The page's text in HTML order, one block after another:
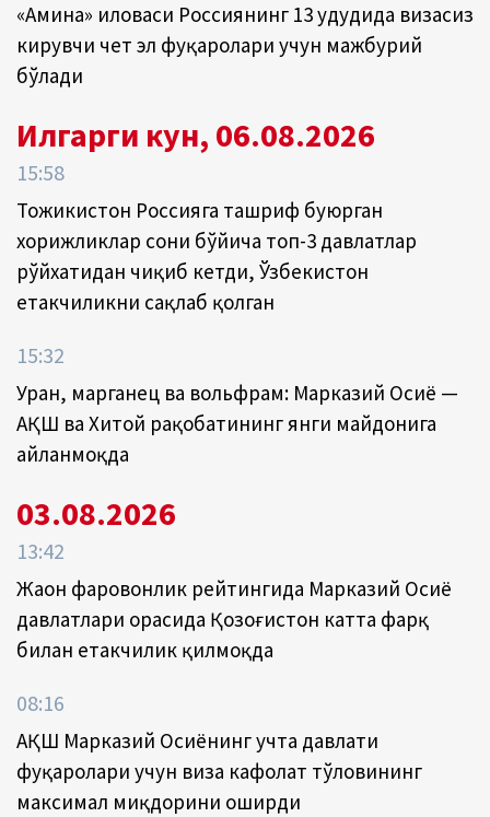
«Амина» иловаси Россиянинг 13 ҳудудида визасиз
кирувчи чет эл фуқаролари учун мажбурий
бўлади
Илгарги кун, 06.08.2026
15:58
Тожикистон Россияга ташриф буюрган
хорижликлар сони бўйича топ-3 давлатлар
рўйхатидан чиқиб кетди, Ўзбекистон
етакчиликни сақлаб қолган
15:32
Уран, марганец ва вольфрам: Марказий Осиё —
АҚШ ва Хитой рақобатининг янги майдонига
айланмоқда
03.08.2026
13:42
Жаҳон фаровонлик рейтингида Марказий Осиё
давлатлари орасида Қозоғистон катта фарқ
билан етакчилик қилмоқда
08:16
АҚШ Марказий Осиёнинг учта давлати
фуқаролари учун виза кафолат тўловининг
максимал миқдорини оширди